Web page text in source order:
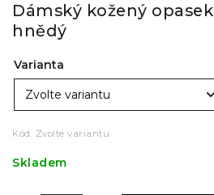
Dámský kožený
hnědý
Varianta
Kód: Zvolte variantu
Skladem